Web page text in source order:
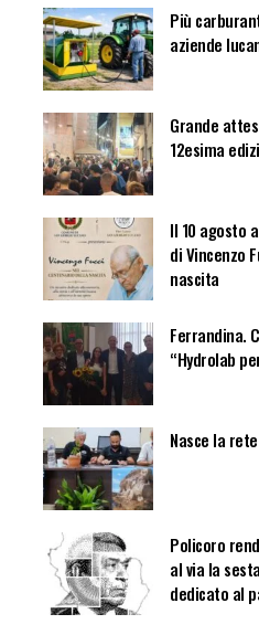
Più
aziende
Grande
12esima
Il 10 agosto
di Vincenzo
nascita
Ferrandina.
“Hydrolab
Nasce la
Policoro
al via la
dedicato al